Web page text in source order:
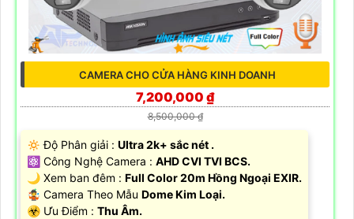
CAMERA CHO CỬA HÀNG KINH DOANH
7,200,000 ₫
8,500,000 ₫
🔅 Độ Phân giải : Ultra 2k+ sắc nét .
⚛️ Công Nghệ Camera : AHD CVI TVI BCS.
🌙 Xem ban đêm : Full Color 20m Hồng Ngoại EXIR.
🤹 Camera Theo Mẫu Dome Kim Loại.
️☣️ Ưu Điểm : Thu Âm.